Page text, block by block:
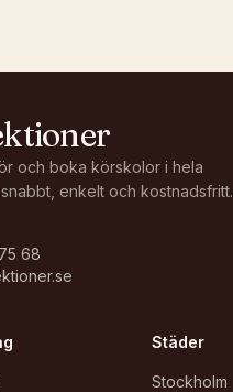
och boka körskolor i hela
enkelt och kostnadsfritt.
68
Städer
Stockholm